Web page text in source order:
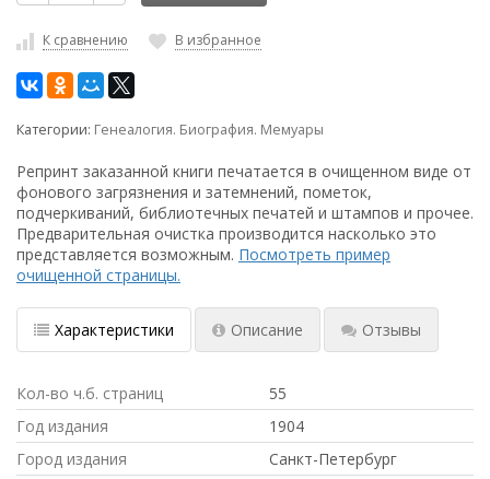
К сравнению В избранное
Категории: Генеалогия. Биография. Мемуары
Репринт заказанной книги печатается в очищенном виде от
фонового загрязнения и затемнений, пометок,
подчеркиваний, библиотечных печатей и штампов и прочее.
Предварительная очистка производится насколько это
представляется возможным. Посмотреть пример
очищенной страницы.
Характеристики Описание Отзывы
Кол-во ч.б. страниц
55
Год издания
1904
Город издания
Санкт-Петербург